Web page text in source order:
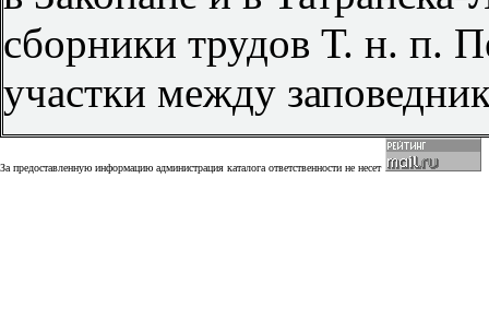
сборники трудов Т. н. п.
участки между
За предоставленную информацию администрация каталога ответственности не несет